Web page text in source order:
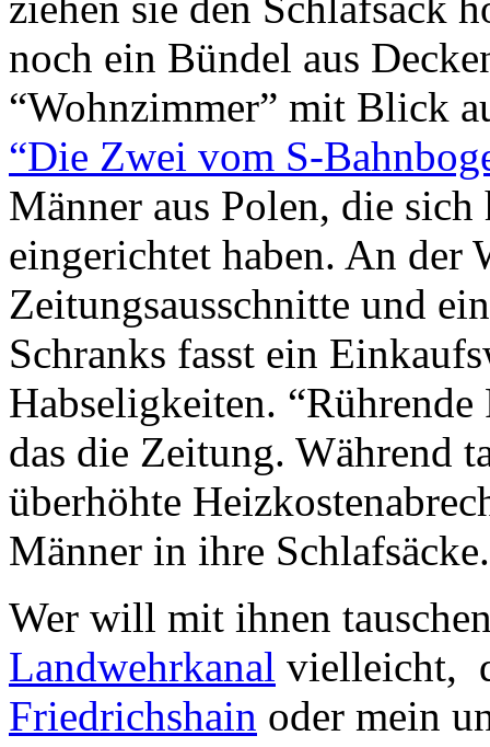
noch ein Bündel aus
“Wohnzimmer” mit Blick
“Die Zwei vom S-
Männer aus Polen, die
eingerichtet haben. An der
Zeitungsausschnitte und
Schranks fasst ein
Habseligkeiten.
das die Zeitung. Während
überhöhte
Männer in ihre Schlafsäcke.
Wer will mit ihnen
Landwehrkanal vielleicht,
Friedrichshain oder mein